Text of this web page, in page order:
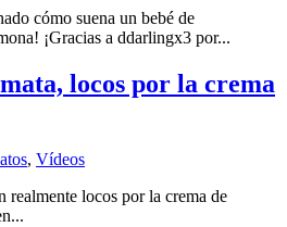
cómo suena un bebé de
¡Gracias a ddarlingx3 por...
locos por la crema
, Vídeos
realmente locos por la crema de